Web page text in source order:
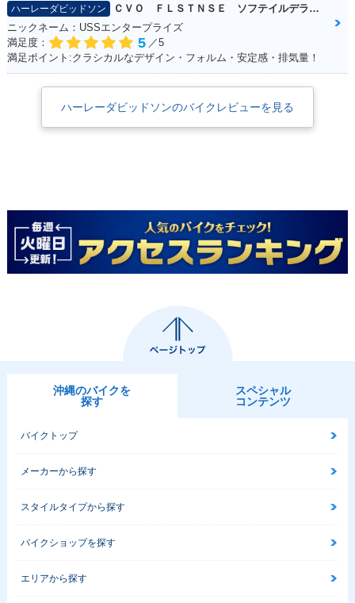
ハーレーダビッドソン
ＣＶＯ ＦＬＳＴＮＳＥ ソフテイルデラックス
ニックネーム：USSエンタープライズ
満足度：
5 ／5
満足ポイント:クラシカルなデザイン・フォルム・安定感・排気量！
ハーレーダビッドソンのバイクレビューを見る
沖縄のバイクを
探す
スペシャル
コンテンツ
バイクトップ
メーカーから探す
スタイルタイプから探す
バイクショップを探す
エリアから探す